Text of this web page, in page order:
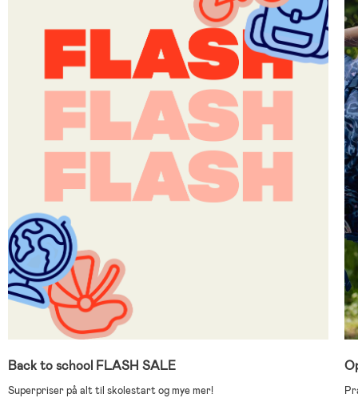
Back to school FLASH SALE
Superpriser på alt til skolestart og mye mer!